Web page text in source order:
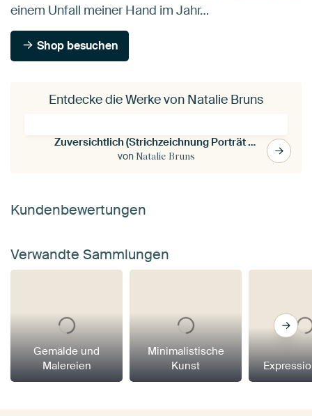
einem Unfall meiner Hand im Jahr…
Shop besuchen
Entdecke die Werke von Natalie Bruns
Zuversichtlich (Strichzeichnung Porträt nackt sitzende Frau Kohle Linie Kunst schwarz und weiß minim
von Natalie Bruns
Kundenbewertungen
Verwandte Sammlungen
Gemälde und
Malereien
Minimalistische
Kunst